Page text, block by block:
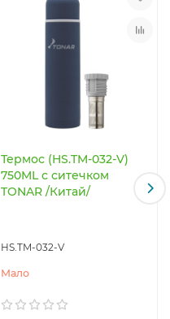
Термос (HS.TM-032-V)
750ML с ситечком
TONAR /Китай/
HS.TM-032-V
Мало